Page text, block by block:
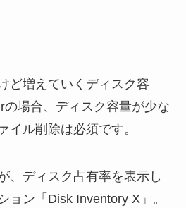
ど増えていくディスク容
場合、ディスク容量が少な
イル削除は必須です。
、ディスク占有率を表示し
ョン「Disk Inventory X」。